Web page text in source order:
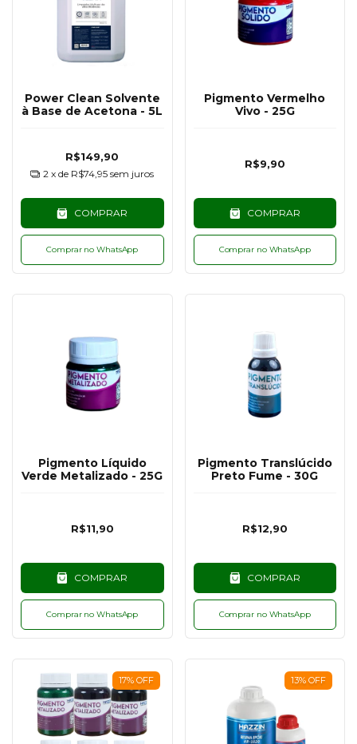
Power Clean Solvente
à Base de Acetona - 5L
R$149,90
2 x de R$74,95 sem juros
COMPRAR
Comprar no WhatsApp
Pigmento Vermelho
Vivo - 25G
R$9,90
COMPRAR
Comprar no WhatsApp
Pigmento Líquido
Verde Metalizado - 25G
R$11,90
COMPRAR
Comprar no WhatsApp
Pigmento Translúcido
Preto Fume - 30G
R$12,90
COMPRAR
Comprar no WhatsApp
17% OFF 13% OFF